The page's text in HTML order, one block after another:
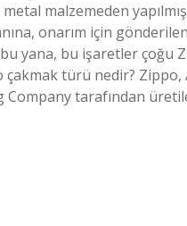
malzemeden
onarım için
bu yana, bu işaretler
çakmak türü nedir?
tarafından